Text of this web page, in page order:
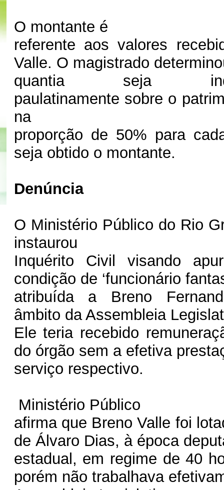
O montante é
referente aos valores
Valle. O magistrado
quantia seja
paulatinamente sobre o
na
proporção de 50% para
seja obtido o montante.
Denúncia
O Ministério Público do Rio
instaurou
Inquérito Civil visando
condição de ‘funcionário
atribuída a Breno
âmbito da Assembleia
Ele teria recebido
do órgão sem a efetiva
serviço respectivo.
Ministério Público
afirma que Breno Valle foi
de Álvaro Dias, à época
estadual, em regime de 40
porém não trabalhava